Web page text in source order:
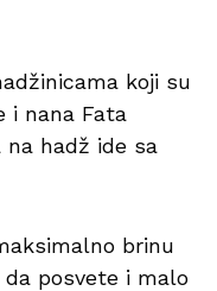
koji su
i nana Fata
na hadž ide sa
brinu
da posvete i malo